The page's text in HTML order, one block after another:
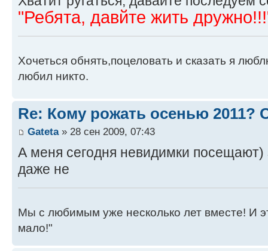
"Ребята, давйте жить
Хочеться обнять,поцеловать и сказать я
любил никто.
Re: Кому рожать осенью 2011?
Gateta» 28 сен 2009, 07:43
А меня сегодня невидимки посещают)
даже не
Мы с любимым уже несколько лет вместе! И
мало!"